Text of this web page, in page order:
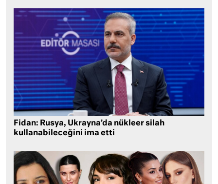
Fidan: Rusya, Ukrayna’da nükleer silah
kullanabileceğini ima etti